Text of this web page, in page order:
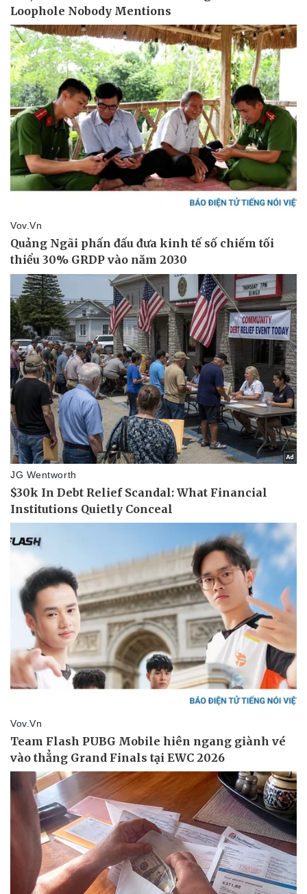
Doanh nghiệp
Thông tin doanh nghiệp
Doanh nghiệp 24h
Doanh nhân
Vì cộng đồng
Công nghệ
Sành điệu
Tin Công nghệ
Trải nghiệm
Chuyển đổi số